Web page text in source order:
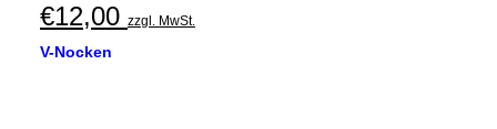
€12,00 zzgl. MwSt.
V-Nocken